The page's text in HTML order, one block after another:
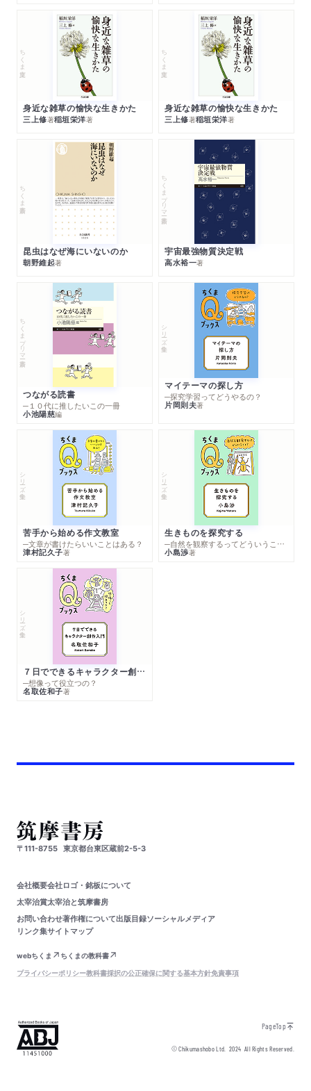
ちくま文庫
身近な雑草の愉快な生きかた
三上修著稲垣栄洋著
ちくま文庫
身近な雑草の愉快な生きかた
三上修著稲垣栄洋著
ちくま新書
昆虫はなぜ海にいないのか
朝野維起著
ちくまプリマー新書
宇宙最強物質決定戦
高水裕一著
ちくまプリマー新書
つながる読書
─１０代に推したいこの一冊
小池陽慈編
シリーズ・全集
マイテーマの探し方
─探究学習ってどうやるの？
片岡則夫著
シリーズ・全集
苦手から始める作文教室
─文章が書けたらいいことはある？
津村記久子著
シリーズ・全集
生きものを探究する
─自然を観察するってどういうこと？
小島渉著
シリーズ・全集
７日でできるキャラクター創作入門
─想像って役立つの？
名取佐和子著
〒111-8755 東京都台東区蔵前2-5-3
会社概要会社ロゴ・銘板について
太宰治賞太宰治と筑摩書房
お問い合わせ著作権について出版目録ソーシャルメディア
リンク集サイトマップ
webちくま
ちくまの教科書
プライバシーポリシー教科書採択の公正確保に関する基本方針免責事項
PageTop
© Chikumashobo Ltd.2024 All Rights Reserved.